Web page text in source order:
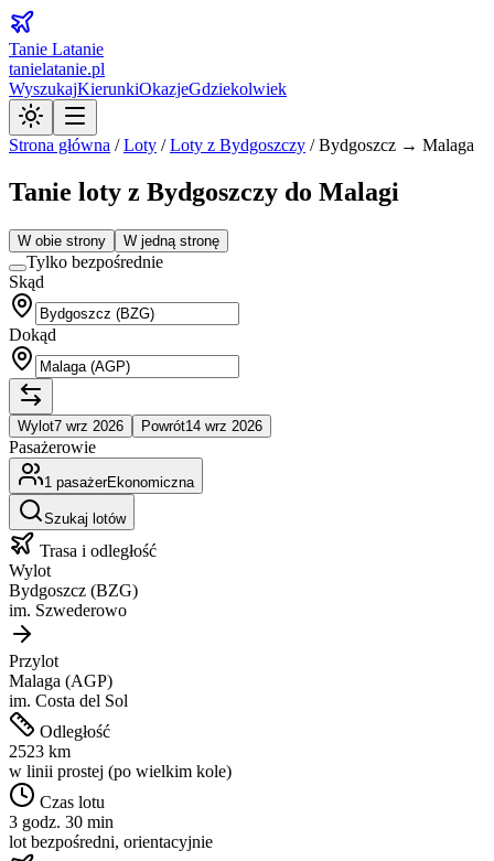
Tanie Latanie
tanielatanie.pl
WyszukajKierunkiOkazjeGdziekolwiek
Strona główna /Loty /Loty z Bydgoszczy /Bydgoszcz → Malaga
Tanie loty z Bydgoszczy do Malagi
W obie strony W jedną stronę
Tylko bezpośrednie
Skąd
Dokąd
Wylot7 wrz 2026 Powrót14 wrz 2026
Pasażerowie
1 pasażerEkonomiczna
Szukaj lotów
Trasa i odległość
Wylot
Bydgoszcz (BZG)
im. Szwederowo
Przylot
Malaga (AGP)
im. Costa del Sol
Odległość
2523 km
w linii prostej (po wielkim kole)
Czas lotu
3 godz. 30 min
lot bezpośredni, orientacyjnie